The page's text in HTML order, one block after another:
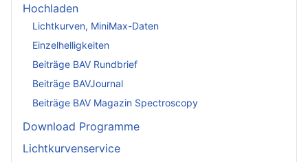
Hochladen
Lichtkurven, MiniMax-Daten
Einzelhelligkeiten
Beiträge BAV Rundbrief
Beiträge BAVJournal
Beiträge BAV Magazin Spectroscopy
Download Programme
Lichtkurvenservice